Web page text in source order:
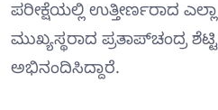
ಪರೀಕ್ಷೆಯಲ್ಲಿ ಉತ್ತೀರ್ಣರಾದ
ಮುಖ್ಯಸ್ಥರಾದ ಪ್ರತಾಪ್‌ಚಂದ್ರ
ಅಭಿನಂದಿಸಿದ್ದಾರೆ.